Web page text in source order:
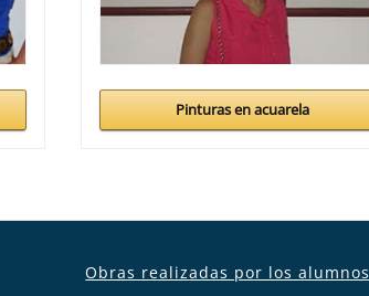
Pinturas en acuarela
Obras realizadas por los alumnos